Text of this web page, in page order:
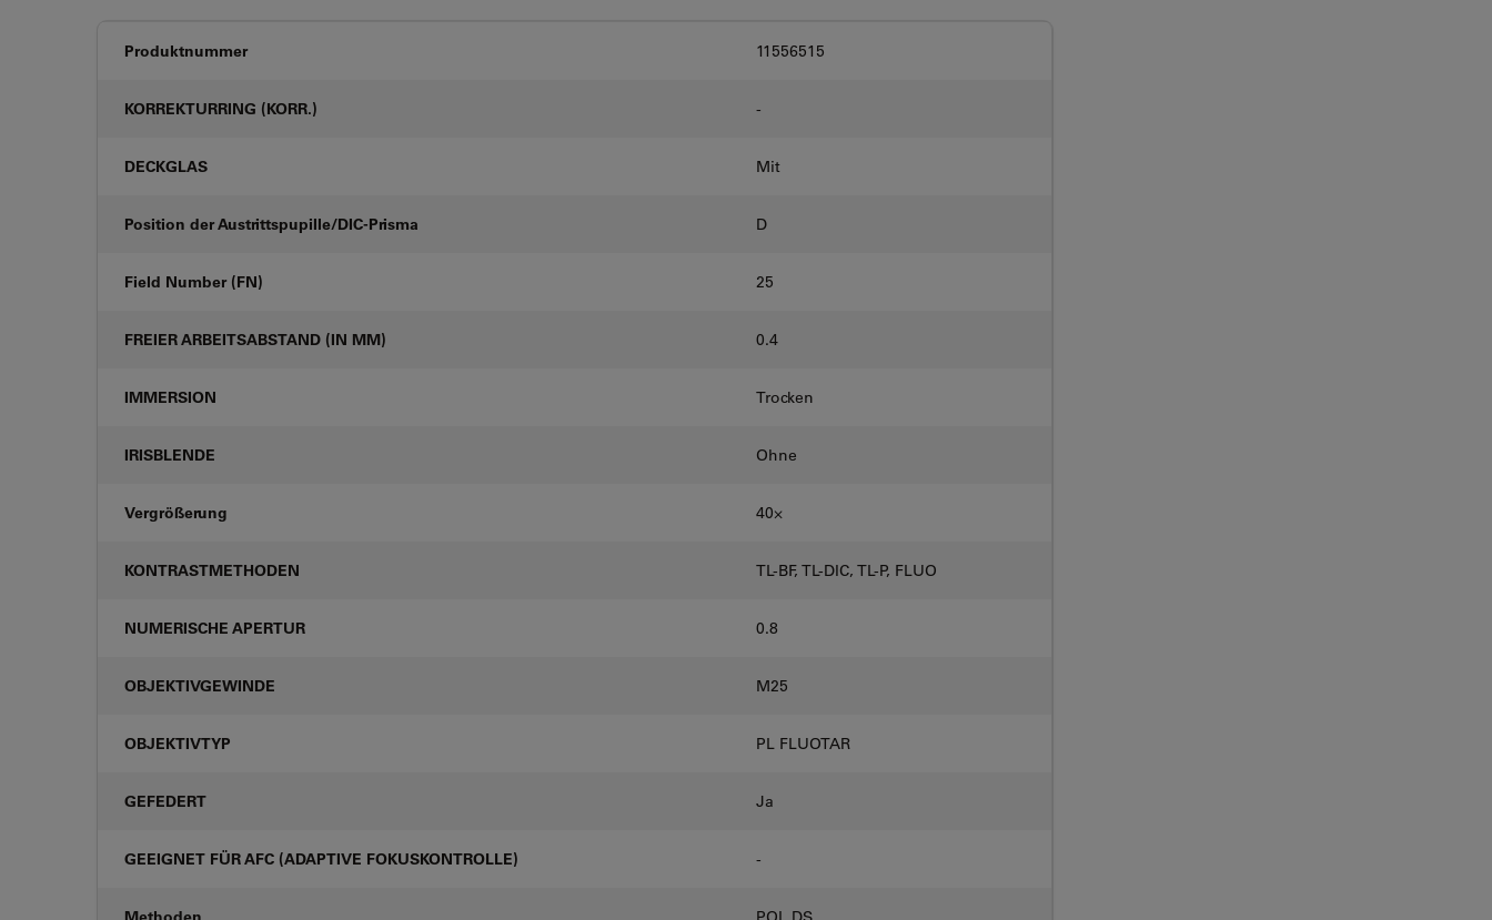
Produktnummer 11556515
KORREKTURRING (KORR.) -
DECKGLAS Mit
Position der Austrittspupille/DIC-Prisma D
Field Number (FN) 25
FREIER ARBEITSABSTAND (IN MM) 0.4
IMMERSION Trocken
IRISBLENDE Ohne
Vergrößerung 40⨉
KONTRASTMETHODEN TL-BF, TL-DIC, TL-P, FLUO
NUMERISCHE APERTUR 0.8
OBJEKTIVGEWINDE M25
OBJEKTIVTYP PL FLUOTAR
GEFEDERT Ja
GEEIGNET FÜR AFC (ADAPTIVE FOKUSKONTROLLE) -